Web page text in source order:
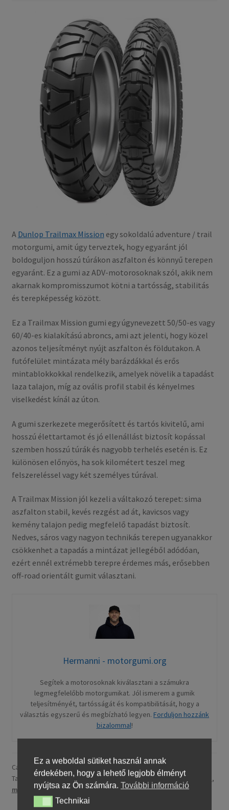
A Dunlop Trailmax Mission egy sokoldalú adventure / trail
motorgumi, amit úgy terveztek, hogy egyaránt jól
boldoguljon hosszú túrákon aszfalton és könnyű terepen
egyaránt. Ez a gumi az ADV-motorosoknak szól, akik nem
akarnak kompromisszumot kötni a tartósság, stabilitás
és terepképesség között.
Ez a Trailmax Mission gumi egy úgynevezett 50/50-es vagy
60/40-es kialakítású abroncs, ami azt jelenti, hogy közel
azonos teljesítményt nyújt aszfalton és földutakon. A
futófelület mintázata mély barázdákkal és erős
mintablokkokkal rendelkezik, amelyek növelik a tapadást
laza talajon, míg az ovális profil stabil és kényelmes
viselkedést kínál az úton.
A gumi szerkezete megerősített és tartós kivitelű, ami
hosszú élettartamot és jó ellenállást biztosít kopással
szemben hosszú túrák és nagyobb terhelés esetén is. Ez
különösen előnyös, ha sok kilométert teszel meg
felszereléssel vagy két személyes túrával.
A Trailmax Mission jól kezeli a váltakozó terepet: sima
aszfalton stabil, kevés rezgést ad át, kavicsos vagy
kemény talajon pedig megfelelő tapadást biztosít.
Nedves, sáros vagy nagyon technikás terepen ugyanakkor
csökkenhet a tapadás a mintázat jellegéből adódóan,
ezért ennél extrémebb terepre érdemes más, erősebben
off-road orientált gumit választani.
Hermanni - motorgumi.org
Segítek a motorosoknak kiválasztani a számukra
legmegfelelőbb motorgumikat. Jól ismerem a gumik
teljesítményét, tartósságát és kompatibilitását, hogy a
választás egyszerű és megbízható legyen. Forduljon hozzánk
bizalommal!
Category: Motorkerékpár gumi Dunlop
Tags:
Dunlop,Dunlop Trailmax Mission – adventure / trail gumi ,
motorgumi.org ,Motorkerékpár gumi,tRailmax mission
Ez a weboldal sütiket használ annak
érdekében, hogy a lehető legjobb élményt
nyújtsa az Ön számára. További információ
TechnikaiTechnikai